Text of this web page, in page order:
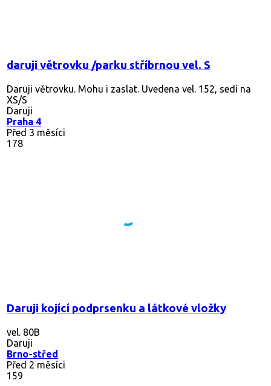
daruji větrovku /parku stříbrnou vel. S
Daruji větrovku. Mohu i zaslat. Uvedena vel. 152, sedí na
XS/S
Daruji
Praha 4
Před 3 měsíci
178
Daruji kojící podprsenku a látkové vložky
vel. 80B
Daruji
Brno-střed
Před 2 měsíci
159